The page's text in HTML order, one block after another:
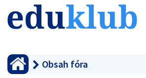
Obsah fóra